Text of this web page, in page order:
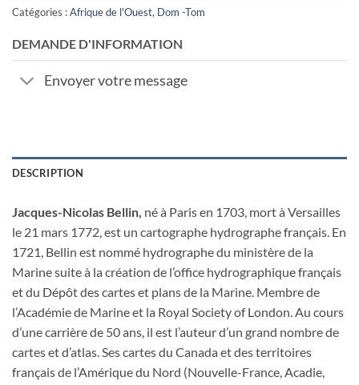
Catégories :Afrique de l'Ouest, Dom -Tom
DEMANDE D'INFORMATION
Envoyer votre message
DESCRIPTION
Jacques-Nicolas Bellin, né à Paris en 1703, mort à Versailles
le 21 mars 1772, est un cartographe hydrographe français. En
1721, Bellin est nommé hydrographe du ministère de la
Marine suite à la création de l’office hydrographique français
et du Dépôt des cartes et plans de la Marine. Membre de
l’Académie de Marine et la Royal Society of London. Au cours
d’une carrière de 50 ans, il est l’auteur d’un grand nombre de
cartes et d’atlas. Ses cartes du Canada et des territoires
français de l’Amérique du Nord (Nouvelle-France, Acadie,